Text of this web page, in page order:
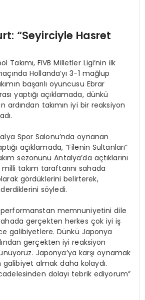
“Seyirciyle Hasret
Takımı, FIVB Milletler Ligi’nin ilk
Hollanda’yı 3-1 mağlup
başarılı oyuncusu Ebrar
yaptığı açıklamada, dünkü
ardından takımın iyi bir reaksiyon
Spor Salonu’nda oynanan
açıklamada, “Filenin Sultanları”
sezonunu Antalya’da açtıklarını
takım taraftarını sahada
gördüklerini belirterek,
söyledi.
memnuniyetini dile
gerçekten herkes çok iyi iş
galibiyetlere. Dünkü Japonya
gerçekten iyi reaksiyon
Japonya’ya karşı oynamak
almak daha kolaydı.
dolayı tebrik ediyorum”